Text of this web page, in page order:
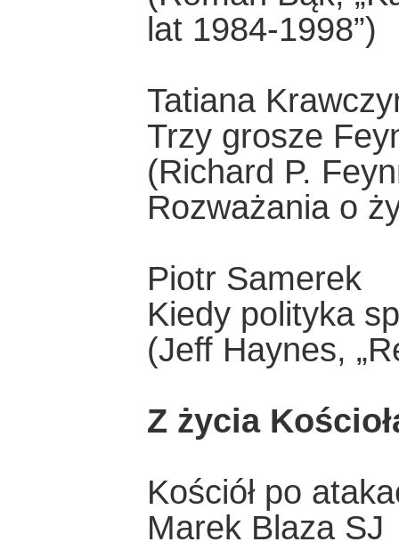
lat 1984-1998”)
Tatiana
Trzy grosze
(Richard P.
Rozważania o
Piotr Samerek
Kiedy polityka
(Jeff Haynes,
Z życia
Kościół po
Marek Blaza SJ